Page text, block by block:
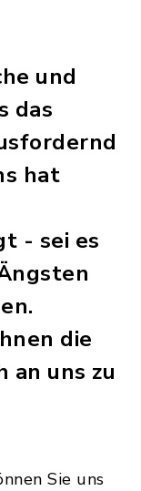
und
das
hat
- sei es
die
an uns zu
Sie uns